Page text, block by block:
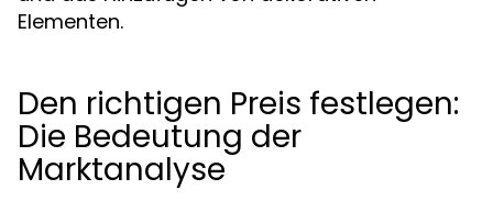
Elementen.
Den richtigen Preis festlegen:
Die Bedeutung der
Marktanalyse